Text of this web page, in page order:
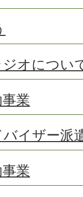
ジオについ
業
イザー派
業